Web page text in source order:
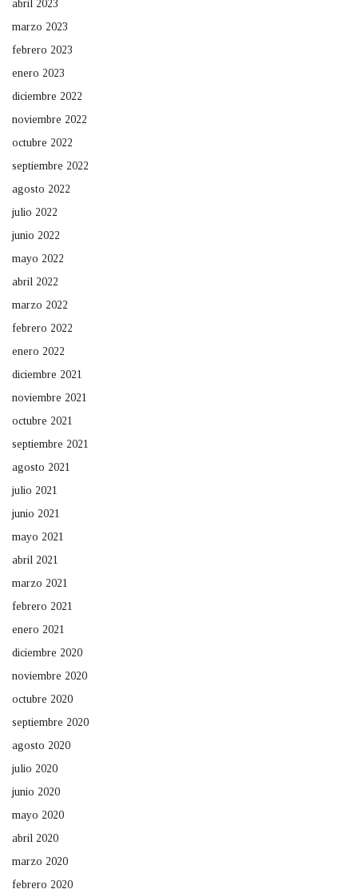
abril 2023
marzo 2023
febrero 2023
enero 2023
diciembre 2022
noviembre 2022
octubre 2022
septiembre 2022
agosto 2022
julio 2022
junio 2022
mayo 2022
abril 2022
marzo 2022
febrero 2022
enero 2022
diciembre 2021
noviembre 2021
octubre 2021
septiembre 2021
agosto 2021
julio 2021
junio 2021
mayo 2021
abril 2021
marzo 2021
febrero 2021
enero 2021
diciembre 2020
noviembre 2020
octubre 2020
septiembre 2020
agosto 2020
julio 2020
junio 2020
mayo 2020
abril 2020
marzo 2020
febrero 2020